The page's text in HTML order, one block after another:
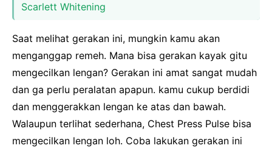
Scarlett Whitening
Saat melihat gerakan ini, mungkin kamu akan
menganggap remeh. Mana bisa gerakan kayak gitu
mengecilkan lengan? Gerakan ini amat sangat mudah
dan ga perlu peralatan apapun. kamu cukup berdidi
dan menggerakkan lengan ke atas dan bawah.
Walaupun terlihat sederhana, Chest Press Pulse bisa
mengecilkan lengan loh. Coba lakukan gerakan ini